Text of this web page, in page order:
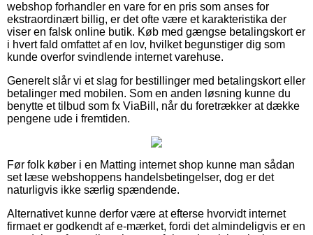
webshop forhandler en vare for en pris som anses for
ekstraordinært billig, er det ofte være et karakteristika der
viser en falsk online butik. Køb med gængse betalingskort er
i hvert fald omfattet af en lov, hvilket begunstiger dig som
kunde overfor svindlende internet varehuse.
Generelt slår vi et slag for bestillinger med betalingskort eller
betalinger med mobilen. Som en anden løsning kunne du
benytte et tilbud som fx ViaBill, når du foretrækker at dække
pengene ude i fremtiden.
Før folk køber i en Matting internet shop kunne man sådan
set læse webshoppens handelsbetingelser, dog er det
naturligvis ikke særlig spændende.
Alternativet kunne derfor være at efterse hvorvidt internet
firmaet er godkendt af e-mærket, fordi det almindeligvis er en